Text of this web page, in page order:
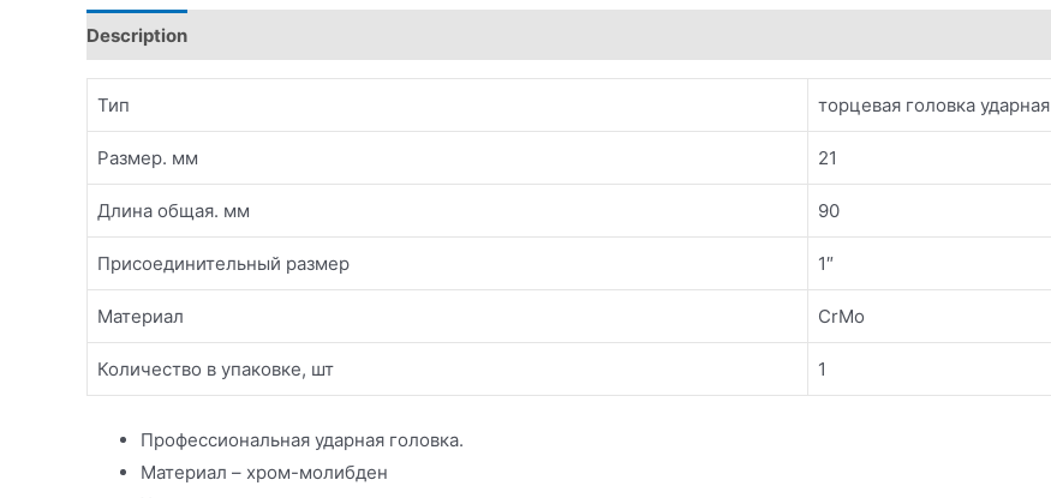
Description
Тип торцевая головка ударная
Размер. мм 21
Длина общая. мм 90
Присоединительный размер 1″
Материал CrMo
Количество в упаковке, шт 1
Профессиональная ударная головка.
Материал – хром-молибден